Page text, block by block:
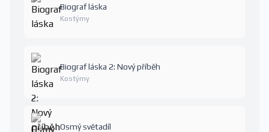
Biograf láska
Kostýmy
Biograf láska 2: Nový příběh
Kostýmy
Osmý světadíl